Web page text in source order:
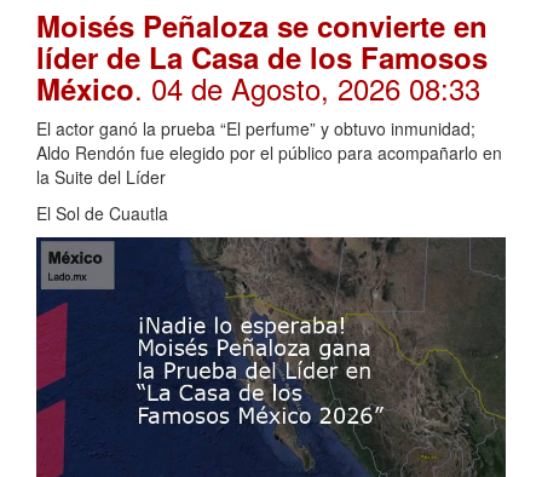
Moisés Peñaloza se convierte en
líder de La Casa de los Famosos
México. 04 de Agosto, 2026 08:33
El actor ganó la prueba “El perfume” y obtuvo inmunidad;
Aldo Rendón fue elegido por el público para acompañarlo en
la Suite del Líder
El Sol de Cuautla